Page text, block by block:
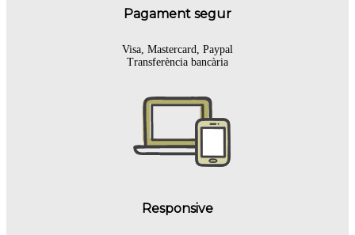
Pagament segur
Visa, Mastercard, Paypal
Transferència bancària
Responsive